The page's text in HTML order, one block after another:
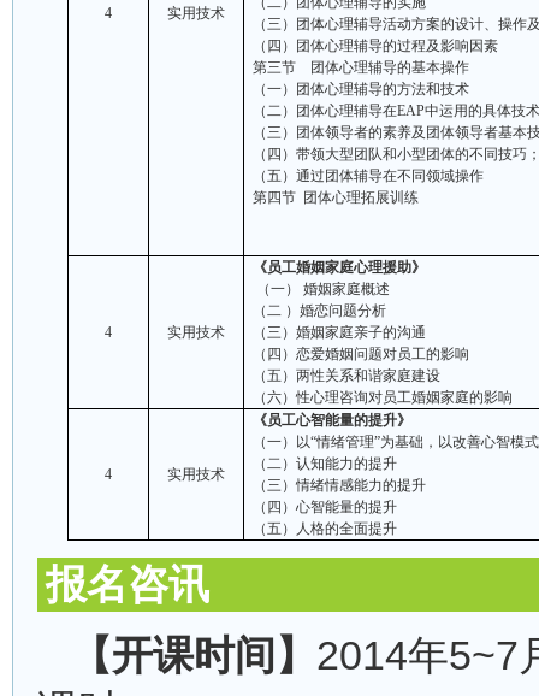
4 实用技术
（三）团体心理辅导活动方案的设计、操作
（四）团体心理辅导的过程及影响因素
第三节 团体心理辅导的基本操作
（一）团体心理辅导的方法和技术
（二）团体心理辅导在EAP中运用的具体技
（三）团体领导者的素养及团体领导者基本
（四）带领大型团队和小型团体的不同技巧
（五）通过团体辅导在不同领域操作
第四节 团体心理拓展训练
4 实用技术
《员工婚姻家庭心理援助》
（一）
婚姻家庭概述
（二 ）婚恋问题分析
（三）婚姻家庭亲子的沟通
（四）恋爱婚姻问题对员工的影响
（五）两性关系和谐家庭建设
（六）性心理咨询对员工婚姻家庭的影响
4 实用技术
《员工心智能量的提升》
（一）
以“情绪管理”为基础，以改善心智模式
（二）认知能力的提升
（三）情绪情感能力的提升
（四）心智能量的提升
（五）
人格的全面提升
报名咨讯
【开课时间】 2014年5~7